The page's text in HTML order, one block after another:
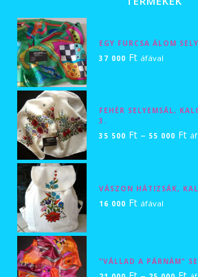
EGY FURCSA ÁLOM
37 000 Ft áfával
FEHÉR SELYEMSÁL,
3.
35 500 Ft – 55 000 Ft
-
VÁSZON HÁTIZSÁK,
16 000 Ft áfával
"VÁLLAD A PÁRNÁM"